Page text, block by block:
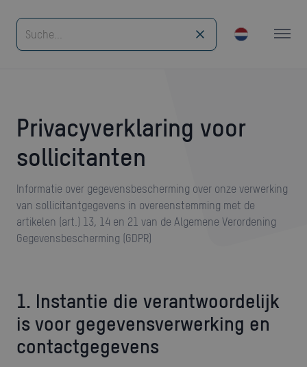
Privacyverklaring voor
sollicitanten
Informatie over gegevensbescherming over onze verwerking
van sollicitantgegevens in overeenstemming met de
artikelen (art.) 13, 14 en 21 van de Algemene Verordening
Gegevensbescherming (GDPR)
1. Instantie die verantwoordelijk
is voor gegevensverwerking en
contactgegevens